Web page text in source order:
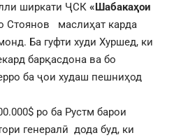
ширкати ҶСК «Шабакаҳои
Стоянов маслиҳат карда
Ба гуфти худи Хуршед, ки
барқасдона ва бо
ба ҷои худаш пешниҳод
ро ба Рустм барои
генералӣ дода буд, ки